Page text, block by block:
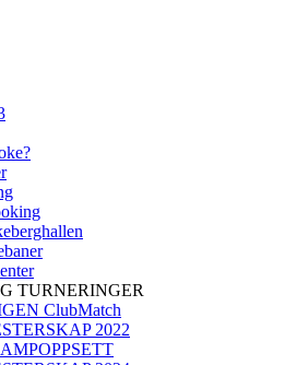
TURNERINGER
ClubMatch
2022